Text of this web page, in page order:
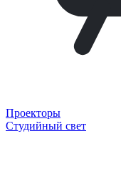
Проекторы
Студийный свет